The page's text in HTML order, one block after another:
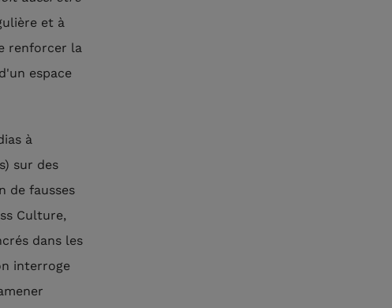
et à
renforcer la
espace
à
sur des
de fausses
Culture,
dans les
interroge